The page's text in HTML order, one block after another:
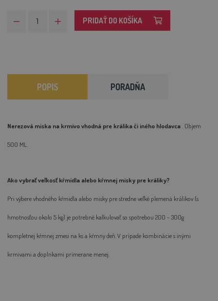
PRIDAŤ DO KOŠÍKA
POPIS PORADŇA
Nerezová miska na krmivo vhodná pre králika či iného hlodavca. Objem
500 ML.
Ako vybrať veľkosť kŕmidla alebo kŕmnej misky pre králiky?
Pri výbere vhodného kŕmidla alebo misky pre stredne veľké plemená králikov (s
hmotnosťou okolo 5 kg) je potrebné kalkulovať so spotrebou 200 - 300g
kompletnej kŕmnej zmesi na ks a kŕmny deň. V prípade kombinácie s inými
krmivami a doplnkami primerane menej.